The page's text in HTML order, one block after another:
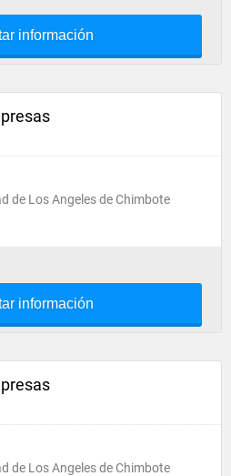
información
de Los Angeles de Chimbote
información
de Los Angeles de Chimbote